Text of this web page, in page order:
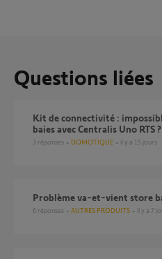
Questions liées
Kit de connectivité : impossible d’appairer les 3 volets de
baies avec Centralis Uno RTS ?
3 réponses DOMOTIQUE il y a 15 jours
Problème va-et-vient store
6 réponses AUTRES PRODUITS il y a 7